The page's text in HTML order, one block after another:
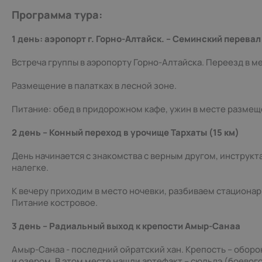
Программа тура:
1 день: аэропорт г. Горно-Алтайск. – Семинский
Встреча группы в аэропорту Горно-Алтайска. Переезд в
Размещение в палатках в лесной зоне.
Питание: обед в придорожном кафе, ужин в месте
2 день – Конный переход в урочище Тархаты (15 км)
День начинается с знакомства с верным другом,
налегке.
К вечеру приходим в место ночевки, разбиваем
Питание костровое.
3 день – Радиальный выход к крепости Амыр-Санаа
Амыр-Санаа - последний ойратский хан. Крепость –